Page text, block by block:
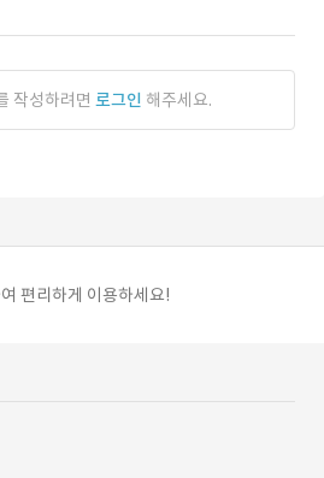
작성하려면 로그인 해주세요.
편리하게 이용하세요!